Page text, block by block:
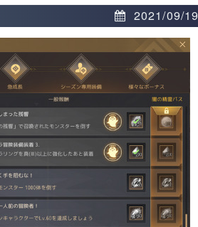
2021/09/19